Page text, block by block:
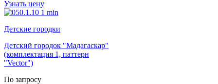
Узнать цену
Детские городки
Детский городок "Мадагаскар"
(комплектация 1, паттерн
"Vector")
По запросу